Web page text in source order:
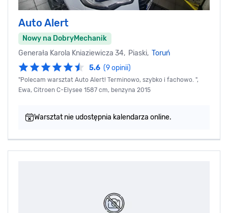
Auto Alert
Nowy na DobryMechanik
Generała Karola Kniaziewicza 34, Piaski, Toruń
5.6 (9 opinii)
"Polecam warsztat Auto Alert! Terminowo, szybko i fachowo. ",
Ewa, Citroen C-Elysee 1587 cm, benzyna 2015
Warsztat nie udostępnia kalendarza online.